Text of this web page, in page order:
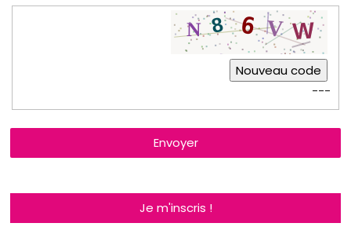
Nouveau code
---
Envoyer
Je m'inscris !